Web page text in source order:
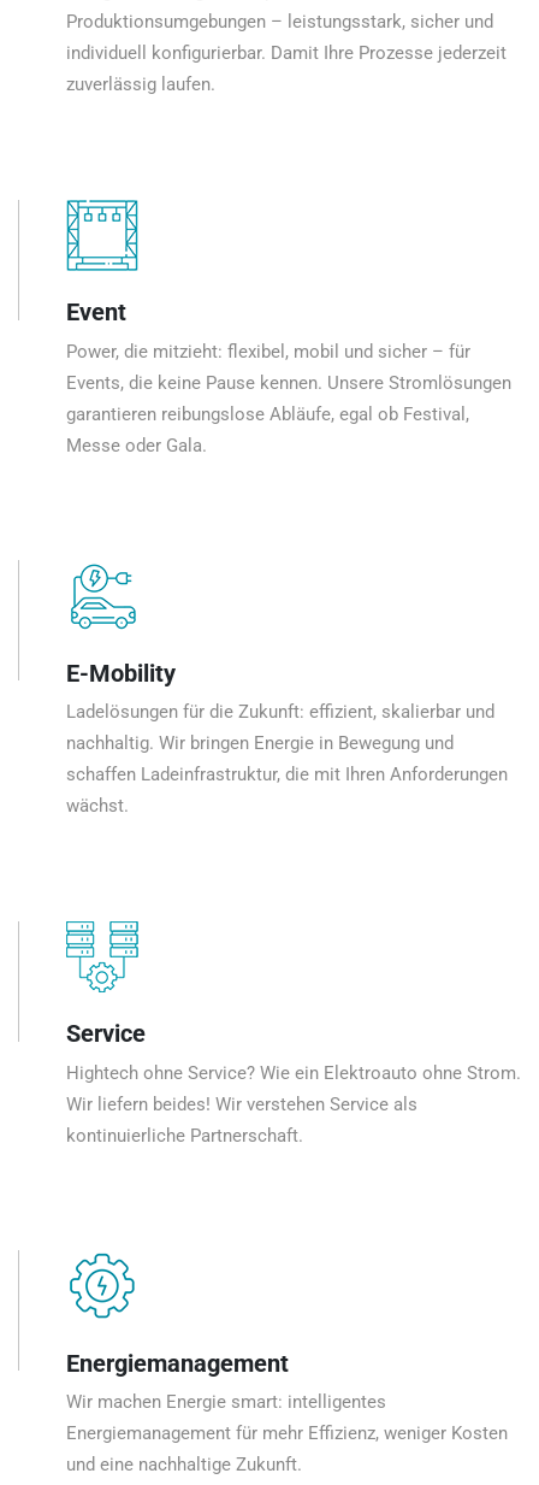
Produktionsumgebungen – leistungsstark, sicher und
individuell konfigurierbar. Damit Ihre Prozesse jederzeit
zuverlässig laufen.
Event
Power, die mitzieht: flexibel, mobil und sicher – für
Events, die keine Pause kennen. Unsere Stromlösungen
garantieren reibungslose Abläufe, egal ob Festival,
Messe oder Gala.
E-Mobility
Ladelösungen für die Zukunft: effizient, skalierbar und
nachhaltig. Wir bringen Energie in Bewegung und
schaffen Ladeinfrastruktur, die mit Ihren Anforderungen
wächst.
Service
Hightech ohne Service? Wie ein Elektroauto ohne Strom.
Wir liefern beides! Wir verstehen Service als
kontinuierliche Partnerschaft.
Energiemanagement
Wir machen Energie smart: intelligentes
Energiemanagement für mehr Effizienz, weniger Kosten
und eine nachhaltige Zukunft.